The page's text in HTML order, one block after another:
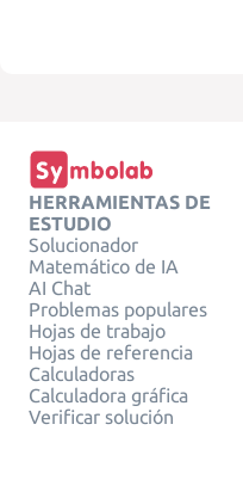
HERRAMIENTAS DE
ESTUDIO
Solucionador
Matemático de IA
AI Chat
Problemas populares
Hojas de trabajo
Hojas de referencia
Calculadoras
Calculadora gráfica
Verificar solución